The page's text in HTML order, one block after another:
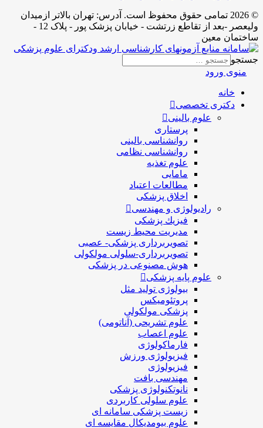
© 2026 تمامی حقوق محفوظ است. آدرس:‌ تهران بالاتر ازمیدان
ولیعصر -بعد از تقاطع زرتشت - خیابان پزشک پور - پلاک 12 -
ساختمان معین
جستجو
منوی ورود
خانه
دکتری تخصصی
علوم بالینی
پرستاری
روانشناسی بالینی
روانشناسی نظامی
علوم تغذیه
مامایی
مطالعات اعتیاد
اخلاق پزشکی
رادیولوژی و مهندسی
فيزيك پزشکی
مدیریت محیط زیست
تصویربرداری پزشکی- عصبی
تصویربرداری-سلولی مولکولی
هوش مصنوعی در پزشکی
علوم پایه پزشکی
بیولوژی تولید مثل
پروتئومیکس
پزشکی مولکولی
علوم تشریحی (آناتومی)
علوم اعصاب
فارماکولوژی
فیزیولوژی ورزش
فیزیولوژی
مهندسی بافت
نانوتکنولوژی پزشکی
علوم سلولی کاربردی
زیست پزشکی سامانه ای
علوم بیومدیکال مقایسه ای